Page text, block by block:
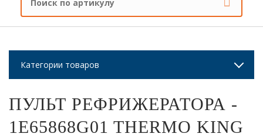
Категории товаров
ПУЛЬТ РЕФРИЖЕРАТОРА -
1E65868G01 THERMO KING